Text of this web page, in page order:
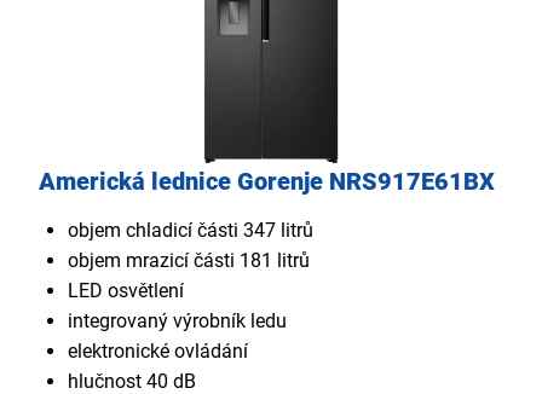
Americká lednice Gorenje NRS917E61BX
objem chladicí části 347 litrů
objem mrazicí části 181 litrů
LED osvětlení
integrovaný výrobník ledu
elektronické ovládání
hlučnost 40 dB